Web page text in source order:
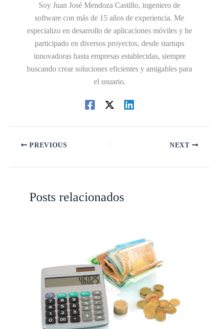
Soy Juan José Mendoza Castillo, ingeniero de
software con más de 15 años de experiencia. Me
especializo en desarrollo de aplicaciones móviles y he
participado en diversos proyectos, desde startups
innovadoras hasta empresas establecidas, siempre
buscando crear soluciones eficientes y amigables para
el usuario.
PREVIOUS NEXT
Posts relacionados